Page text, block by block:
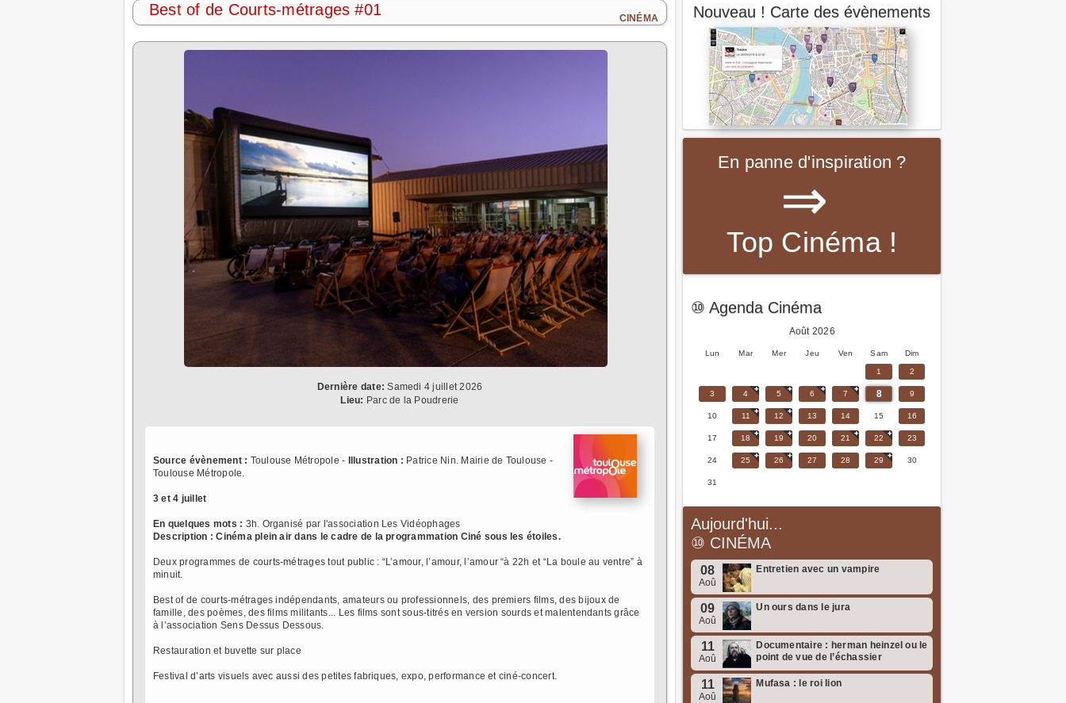
Best of de Courts-métrages #01 CINÉMA
Dernière date: Samedi 4 juillet 2026
Lieu: Parc de la Poudrerie
Source évènement : Toulouse Métropole - Illustration : Patrice Nin. Mairie de Toulouse -
Toulouse Métropole.
3 et 4 juillet
En quelques mots : 3h. Organisé par l'association Les Vidéophages
Description : Cinéma plein air dans le cadre de la programmation Ciné sous les étoiles.
Deux programmes de courts-métrages tout public : “L’amour, l’amour, l’amour “à 22h et “La boule au ventre” à
minuit.
Best of de courts-métrages indépendants, amateurs ou professionnels, des premiers films, des bijoux de
famille, des poèmes, des films militants... Les films sont sous-titrés en version sourds et malentendants grâce
à l’association Sens Dessus Dessous.
Restauration et buvette sur place
Festival d’arts visuels avec aussi des petites fabriques, expo, performance et ciné-concert.
Nouveau ! Carte des évènements
En panne d'inspiration ?
⇒
Top Cinéma !
⑩ Agenda Cinéma
Août 2026
Lun Mar Mer Jeu Ven Sam Dim
1 2
3 4 5 6 7 8 9
10 11 12 13 14 15 16
17 18 19 20 21 22 23
24 25 26 27 28 29 30
31
Aujourd'hui...
⑩ CINÉMA
08
Aoû
Entretien avec un vampire
09
Aoû
Un ours dans le jura
11
Aoû
Documentaire : herman heinzel ou le
point de vue de l’échassier
11
Aoû
Mufasa : le roi lion